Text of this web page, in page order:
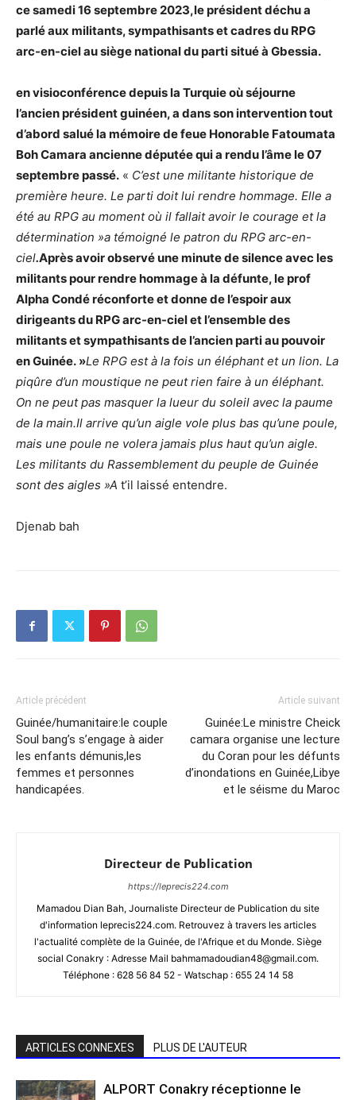
ce samedi 16 septembre 2023,le président déchu a
parlé aux militants, sympathisants et cadres du RPG
arc-en-ciel au siège national du parti situé à Gbessia.
en visioconférence depuis la Turquie où séjourne
l’ancien président guinéen, a dans son intervention tout
d’abord salué la mémoire de feue Honorable Fatoumata
Boh Camara ancienne députée qui a rendu l’âme le 07
septembre passé. « C’est une militante historique de
première heure. Le parti doit lui rendre hommage. Elle a
été au RPG au moment où il fallait avoir le courage et la
détermination »a témoigné le patron du RPG arc-en-
ciel.Après avoir observé une minute de silence avec les
militants pour rendre hommage à la défunte, le prof
Alpha Condé réconforte et donne de l’espoir aux
dirigeants du RPG arc-en-ciel et l’ensemble des
militants et sympathisants de l’ancien parti au pouvoir
en Guinée. »Le RPG est à la fois un éléphant et un lion. La
piqûre d’un moustique ne peut rien faire à un éléphant.
On ne peut pas masquer la lueur du soleil avec la paume
de la main.Il arrive qu’un aigle vole plus bas qu’une poule,
mais une poule ne volera jamais plus haut qu’un aigle.
Les militants du Rassemblement du peuple de Guinée
sont des aigles »A t’il laissé entendre.
Djenab bah
Article précédent
Guinée/humanitaire:le couple
Soul bang’s s’engage à aider
les enfants démunis,les
femmes et personnes
handicapées.
Article suivant
Guinée:Le ministre Cheick
camara organise une lecture
du Coran pour les défunts
d’inondations en Guinée,Libye
et le séisme du Maroc
Directeur de Publication
https://leprecis224.com
Mamadou Dian Bah, Journaliste Directeur de Publication du site
d'information leprecis224.com. Retrouvez à travers les articles
l'actualité complète de la Guinée, de l'Afrique et du Monde. Siège
social Conakry : Adresse Mail bahmamadoudian48@gmail.com.
Téléphone : 628 56 84 52 - Watschap : 655 24 14 58
ARTICLES CONNEXES PLUS DE L'AUTEUR
ALPORT Conakry réceptionne le